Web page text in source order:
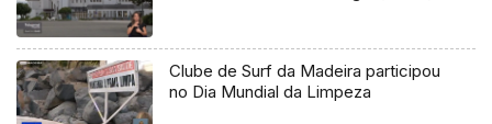
Clube de Surf da Madeira participou
no Dia Mundial da Limpeza